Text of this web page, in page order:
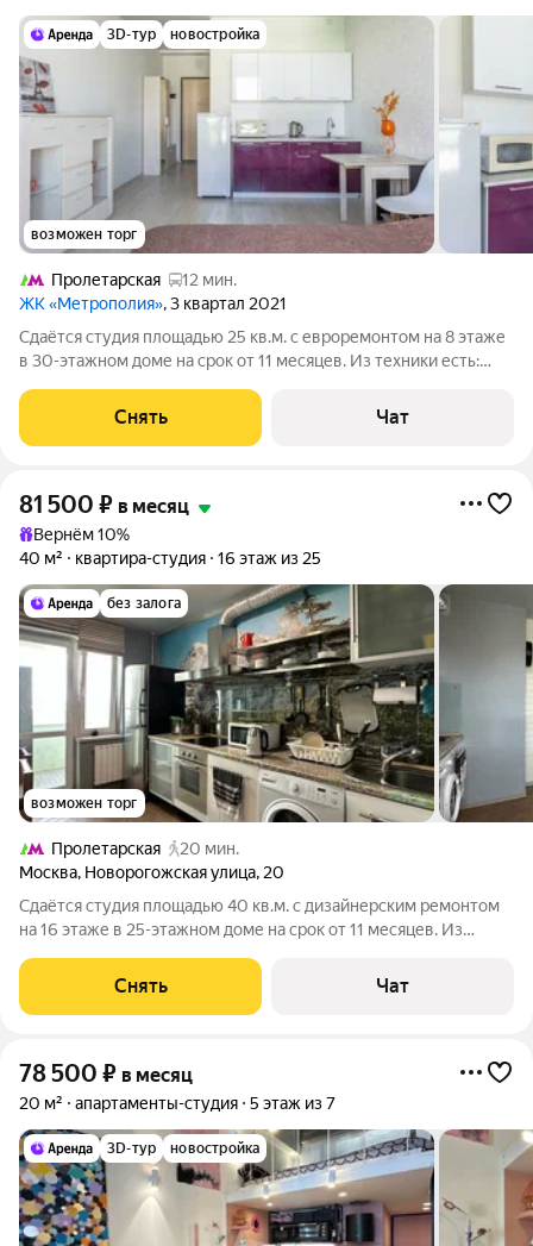
3D-тур новостройка
возможен торг
Пролетарская
12 мин.
ЖК «Метрополия», 3 квартал 2021
Сдаётся студия площадью 25 кв.м. с евроремонтом на 8 этаже
в 30-этажном доме на срок от 11 месяцев. Из техники есть:
Пылесос Дом - монолитный, окна выходят во двор. Есть
консьерж. В подъезде
Снять Чат
81 500 ₽ в месяц
Вернём 10%
40 м²
квартира-студия 16 этаж из 25
без залога
возможен торг
Пролетарская
20 мин.
Москва, Новорогожская улица, 20
Сдаётся студия площадью 40 кв.м. с дизайнерским ремонтом
на 16 этаже в 25-этажном доме на срок от 11 месяцев. Из
Холодильник Кондиционер Микроволновка Дом - кирпичный.
Коммунальные услуги
Снять Чат
78 500 ₽ в месяц
20 м² апартаменты-студия 5 этаж из 7
3D-тур новостройка